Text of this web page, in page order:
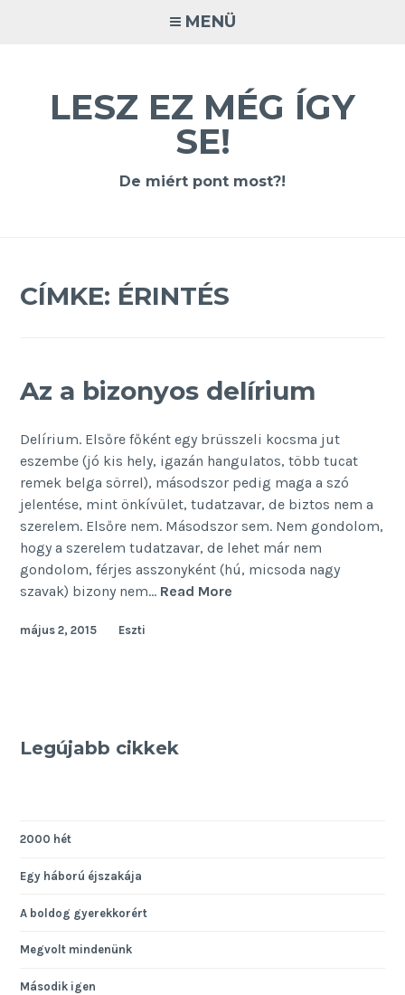
MENÜ
LESZ EZ MÉG ÍGY
SE!
De miért pont most?!
CÍMKE: ÉRINTÉS
Az a bizonyos delírium
Delírium. Elsőre főként egy brüsszeli kocsma jut
eszembe (jó kis hely, igazán hangulatos, több tucat
remek belga sörrel), másodszor pedig maga a szó
jelentése, mint önkívület, tudatzavar, de biztos nem a
szerelem. Elsőre nem. Másodszor sem. Nem gondolom,
hogy a szerelem tudatzavar, de lehet már nem
gondolom, férjes asszonyként (hú, micsoda nagy
szavak) bizony nem… Read More
május 2, 2015 Eszti
Legújabb cikkek
2000 hét
Egy háború éjszakája
A boldog gyerekkorért
Megvolt mindenünk
Második igen